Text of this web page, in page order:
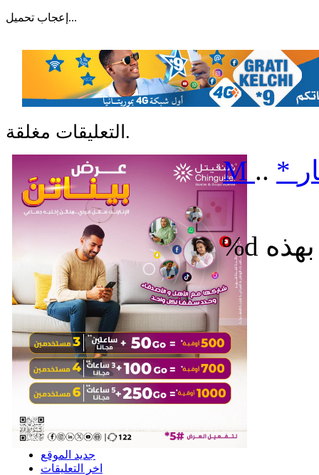
إعجاب تحميل...
التعليقات مغلقة.
جديد الموقع
اخر التعليقات
M .. *
%d